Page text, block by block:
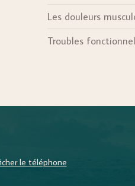
Les douleurs
Troubles
le téléphone